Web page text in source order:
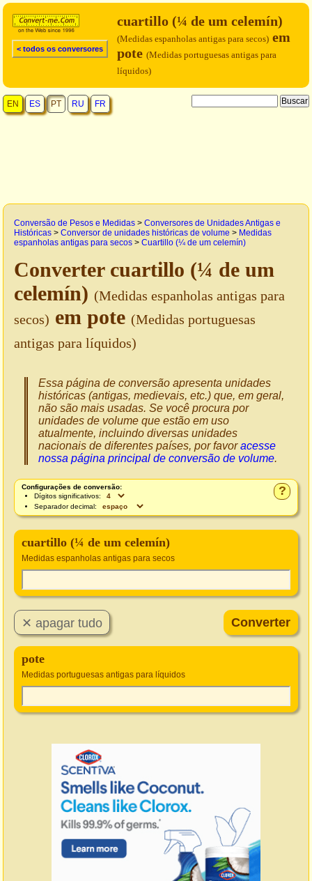
< todos os conversores
cuartillo (¼ de um celemín)
(Medidas espanholas antigas para secos) em
pote (Medidas portuguesas antigas para
líquidos)
EN ES PT RU FR
Conversão de Pesos e Medidas > Conversores de Unidades Antigas e
Históricas > Conversor de unidades históricas de volume > Medidas
espanholas antigas para secos > Cuartillo (¼ de um celemín)
Converter cuartillo (¼ de um
celemín) (Medidas espanholas antigas para
secos) em pote (Medidas portuguesas
antigas para líquidos)
Essa página de conversão apresenta unidades
históricas (antigas, medievais, etc.) que, em geral,
não são mais usadas. Se você procura por
unidades de volume que estão em uso
atualmente, incluindo diversas unidades
nacionais de diferentes países, por favoracesse
nossa página principal de conversão de volume.
?
Configurações de conversão:
Dígitos significativos:
Separador decimal:
cuartillo (¼ de um celemín)
Medidas espanholas antigas para secos
pote
Medidas portuguesas antigas para líquidos